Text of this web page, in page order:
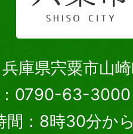
庫県宍粟市山崎
0790-63-3000
間：8時30分か